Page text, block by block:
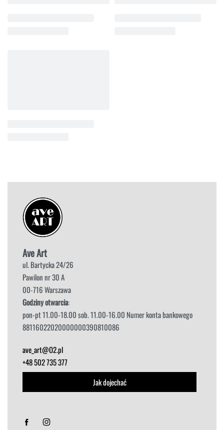
Ave Art
ul. Bartycka 24/26
Pawilon nr 30 A
00-716 Warszawa
Godziny otwarcia:
pon-pt 11.00-18.00 sob. 11.00-16.00 Numer konta bankowego
88116022020000000390810086
ave_art@O2.pl
+48 502 735 377
Jak dojechać